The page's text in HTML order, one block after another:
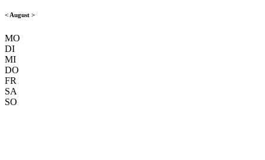
< August >
MO
DI
MI
DO
FR
SA
SO